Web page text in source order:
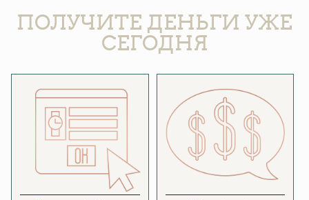
ПОЛУЧИТЕ ДЕНЬГИ УЖЕ
СЕГОДНЯ